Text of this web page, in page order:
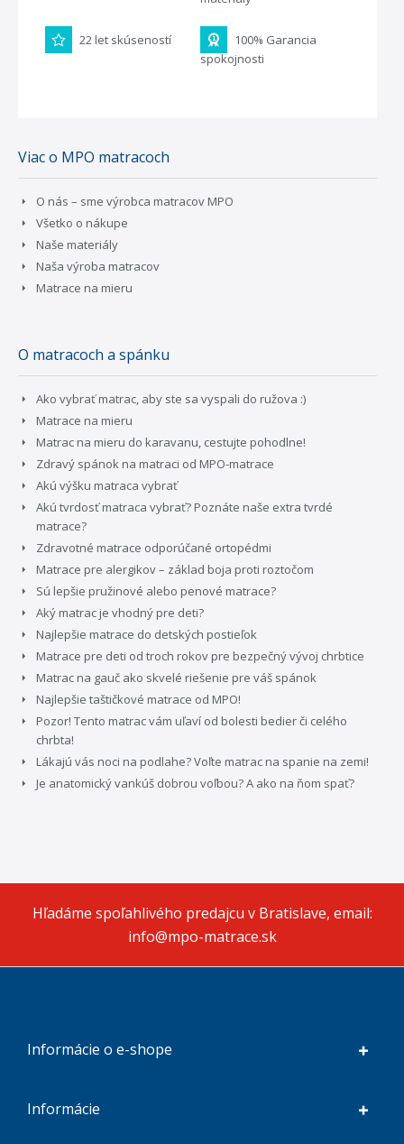
22 let skúseností
100% Garancia
spokojnosti
Viac o MPO matracoch
O nás – sme výrobca matracov MPO
Všetko o nákupe
Naše materiály
Naša výroba matracov
Matrace na mieru
O matracoch a spánku
Ako vybrať matrac, aby ste sa vyspali do ružova :)
Matrace na mieru
Matrac na mieru do karavanu, cestujte pohodlne!
Zdravý spánok na matraci od MPO-matrace
Akú výšku matraca vybrať
Akú tvrdosť matraca vybrať? Poznáte naše extra tvrdé
matrace?
Zdravotné matrace odporúčané ortopédmi
Matrace pre alergikov – základ boja proti roztočom
Sú lepšie pružinové alebo penové matrace?
Aký matrac je vhodný pre deti?
Najlepšie matrace do detských postieľok
Matrace pre deti od troch rokov pre bezpečný vývoj chrbtice
Matrac na gauč ako skvelé riešenie pre váš spánok
Najlepšie taštičkové matrace od MPO!
Pozor! Tento matrac vám uľaví od bolesti bedier či celého
chrbta!
Lákajú vás noci na podlahe? Voľte matrac na spanie na zemi!
Je anatomický vankúš dobrou voľbou? A ako na ňom spať?
Hľadáme spoľahlivého predajcu v Bratislave, email:
info@mpo-matrace.sk
Informácie o e-shope
Informácie